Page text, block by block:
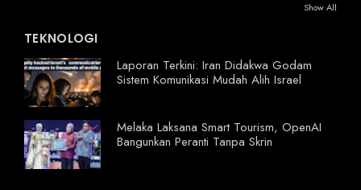
Show All
TEKNOLOGI
Laporan Terkini: Iran Didakwa Godam
Sistem Komunikasi Mudah Alih Israel
Melaka Laksana Smart Tourism, OpenAI
Bangunkan Peranti Tanpa Skrin